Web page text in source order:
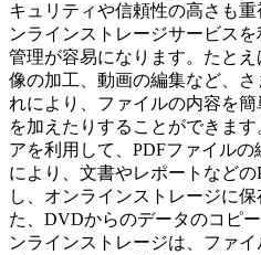
キュリティや信頼性の高さも
ンラインストレージサービス
管理が容易になります。たと
像の加工、動画の編集など、
れにより、ファイルの内容を
を加えたりすることができま
アを利用して、PDFファイル
により、文書やレポートなど
し、オンラインストレージに
た、DVDからのデータのコピ
ンラインストレージは、ファ